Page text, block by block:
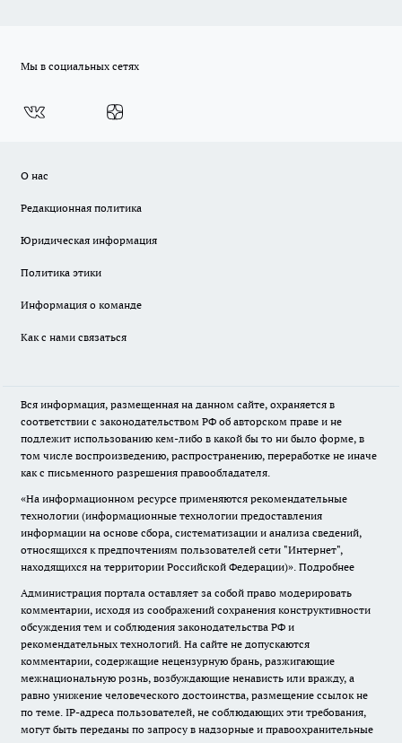
Мы в социальных сетях
О нас
Редакционная политика
Юридическая информация
Политика этики
Информация о команде
Как с нами связаться
Вся информация, размещенная на данном сайте, охраняется в
соответствии с законодательством РФ об авторском праве и не
подлежит использованию кем-либо в какой бы то ни было форме, в
том числе воспроизведению, распространению, переработке не иначе
как с письменного разрешения правообладателя.
«На информационном ресурсе применяются рекомендательные
технологии (информационные технологии предоставления
информации на основе сбора, систематизации и анализа сведений,
относящихся к предпочтениям пользователей сети "Интернет",
находящихся на территории Российской Федерации)». Подробнее
Администрация портала оставляет за собой право модерировать
комментарии, исходя из соображений сохранения конструктивности
обсуждения тем и соблюдения законодательства РФ и
рекомендательных технологий. На сайте не допускаются
комментарии, содержащие нецензурную брань, разжигающие
межнациональную рознь, возбуждающие ненависть или вражду, а
равно унижение человеческого достоинства, размещение ссылок не
по теме. IP-адреса пользователей, не соблюдающих эти требования,
могут быть переданы по запросу в надзорные и правоохранительные